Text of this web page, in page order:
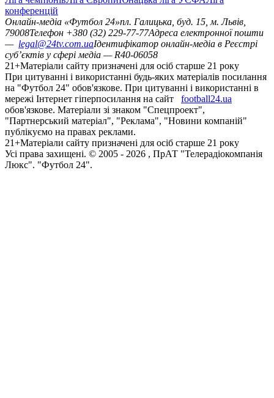
конференцій
Онлайн-медіа «Футбол 24»пл. Галицька, буд. 15, м. Львів,
79008Телефон +380 (32) 229-77-77Адреса електронної пошти
— legal@24tv.com.uaІдентифікатор онлайн-медіа в Реєстрі
суб’єктів у сфері медіа — R40-06058
21+Матеріали сайту призначені для осіб старше 21 року
При цитуванні і використанні будь-яких матеріалів посилання
на "Футбол 24" обов'язкове. При цитуванні і використанні в
мережі Інтернет гіперпосилання на сайт
football24.ua
обов'язкове. Матеріали зі знаком "Спецпроект",
"Партнерський матеріал", "Реклама", "Новини компаній"
публікуємо на правах реклами.
21+Матеріали сайту призначені для осіб старше 21 року
Усi права захищенi. © 2005 - 2026 , ПрАТ "Телерадіокомпанія
Люкс". "Футбол 24".